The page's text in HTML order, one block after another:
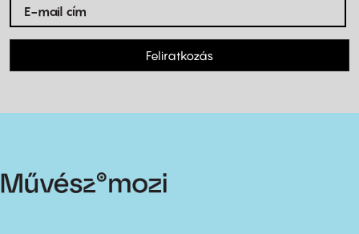
Feliratkozás